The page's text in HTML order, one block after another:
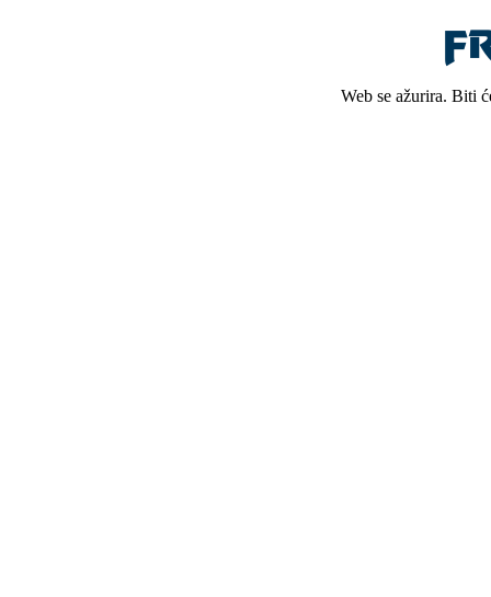
Web se ažurira. Biti